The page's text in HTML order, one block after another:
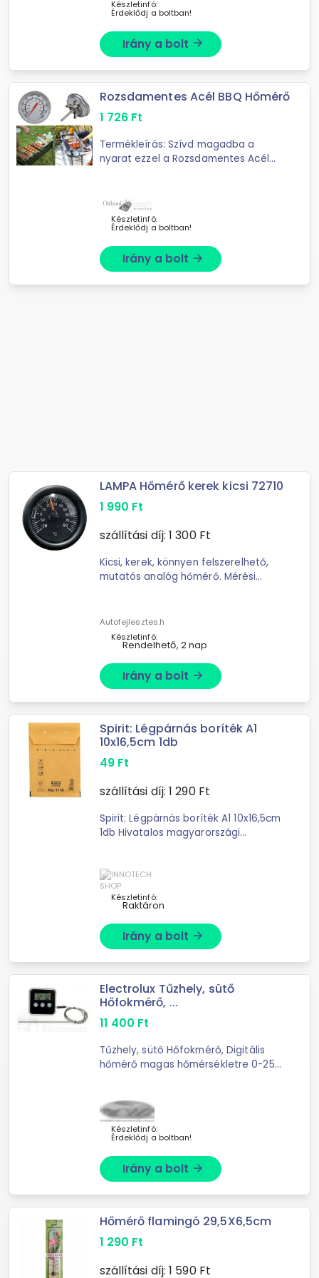
Készletinfó:
Érdeklődj a boltban!
Irány a bolt arrow_forward
Rozsdamentes Acél BBQ Hőmérő
1 726 Ft
Termékleírás: Szívd magadba a
nyarat ezzel a Rozsdamentes Acél
mindig tökéletesre süljenek a húsok
Készletinfó:
Érdeklődj a boltban!
Irány a bolt arrow_forward
LAMPA Hőmérő kerek kicsi 72710
1 990 Ft
szállítási díj: 1 300Ft
Kicsi, kerek, könnyen felszerelhető,
mutatós analóg hőmérő. Mérési
Megtisztított felületre ...
Autofejlesztes.h
Készletinfó:
Rendelhető, 2 nap
Irány a bolt arrow_forward
Spirit: Légpárnás boríték A1
10x16,5cm 1db
49 Ft
szállítási díj: 1 290Ft
Spirit: Légpárnás boríték A1 10x16,5cm
1db Hivatalos magyarországi
dokumentumokat vagy apróbb ...
Készletinfó:
Raktáron
Irány a bolt arrow_forward
Electrolux Tűzhely, sütő
Hőfokmérő, ...
11 400 Ft
Tűzhely, sütő Hőfokmérő, Digitális
hőmérő magas hőmérsékletre 0-250
Készletinfó:
Érdeklődj a boltban!
Irány a bolt arrow_forward
Hőmérő flamingó 29,5X6,5cm
1 290 Ft
szállítási díj: 1 590Ft